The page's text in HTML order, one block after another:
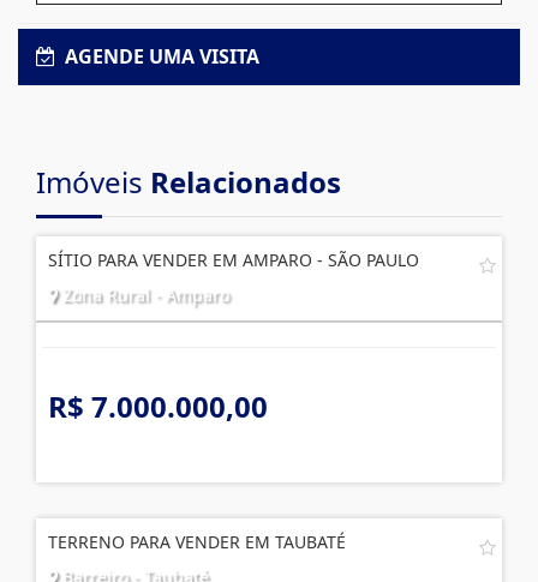
AGENDE UMA VISITA
Imóveis Relacionados
SÍTIO PARA VENDER EM AMPARO - SÃO PAULO
Zona Rural - Amparo
R$ 7.000.000,00
TERRENO PARA VENDER EM TAUBATÉ
Barreiro - Taubaté